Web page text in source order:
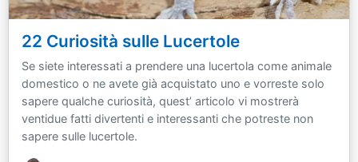
22 Curiosità sulle Lucertole
Se siete interessati a prendere una lucertola come animale
domestico o ne avete già acquistato uno e vorreste solo
sapere qualche curiosità, quest’ articolo vi mostrerà
ventidue fatti divertenti e interessanti che potreste non
sapere sulle lucertole.